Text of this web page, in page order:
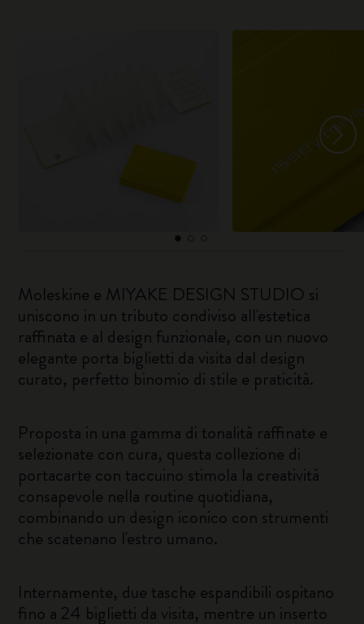
Moleskine e MIYAKE DESIGN STUDIO si
uniscono in un tributo condiviso all'estetica
raffinata e al design funzionale, con un nuovo
elegante porta biglietti da visita dal design
curato, perfetto binomio di stile e praticità.
Proposta in una gamma di tonalità raffinate e
selezionate con cura, questa collezione di
portacarte con taccuino stimola la creatività
consapevole nella routine quotidiana,
combinando un design iconico con strumenti
che scatenano l'estro umano.
Internamente, due tasche espandibili ospitano
fino a 24 biglietti da visita, mentre un inserto